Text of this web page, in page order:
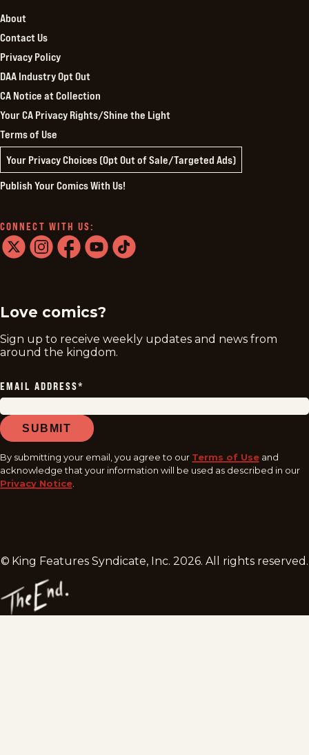
About
Contact Us
Privacy Policy
DAA Industry Opt Out
CA Notice at Collection
Your CA Privacy Rights/Shine the Light
Terms of Use
Your Privacy Choices (Opt Out of Sale/Targeted Ads)
Publish Your Comics With Us!
CONNECT WITH US:
Love comics?
Sign up to receive weekly updates and news from
around the kingdom.
EMAIL ADDRESS*
SUBMIT
By submitting your email, you agree to our Terms of Use and
acknowledge that your information will be used as described in our
Privacy Notice.
© King Features Syndicate, Inc.2026. All rights reserved.